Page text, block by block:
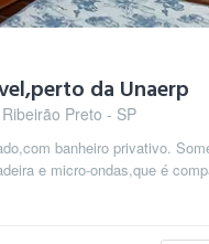
da Unaerp
Preto - SP
banheiro privativo.
e micro-ondas,que é